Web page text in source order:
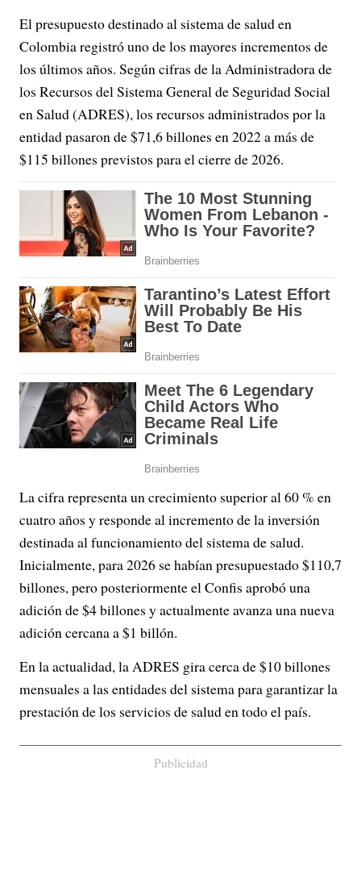
El presupuesto destinado al sistema de salud en
Colombia registró uno de los mayores incrementos de
los últimos años. Según cifras de la Administradora de
los Recursos del Sistema General de Seguridad Social
en Salud (ADRES), los recursos administrados por la
entidad pasaron de $71,6 billones en 2022 a más de
$115 billones previstos para el cierre de 2026.
La cifra representa un crecimiento superior al 60 % en
cuatro años y responde al incremento de la inversión
destinada al funcionamiento del sistema de salud.
Inicialmente, para 2026 se habían presupuestado $110,7
billones, pero posteriormente el Confis aprobó una
adición de $4 billones y actualmente avanza una nueva
adición cercana a $1 billón.
En la actualidad, la ADRES gira cerca de $10 billones
mensuales a las entidades del sistema para garantizar la
prestación de los servicios de salud en todo el país.
Publicidad